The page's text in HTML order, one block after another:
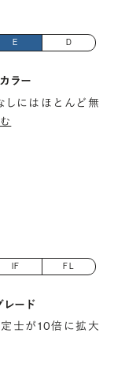
E D
ラー
にはほとんど無
IF FL
ード
士が10倍に拡大